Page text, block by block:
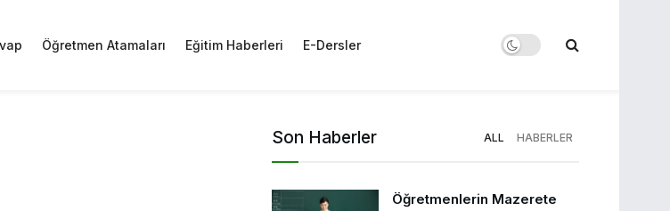
Öğretmen Atamaları Eğitim Haberleri E-Dersler
Son Haberler ALL HABERLER
Öğretmenlerin Mazerete